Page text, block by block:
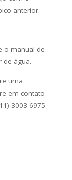
anterior.
o manual de
de água.
uma
em contato
3003 6975.